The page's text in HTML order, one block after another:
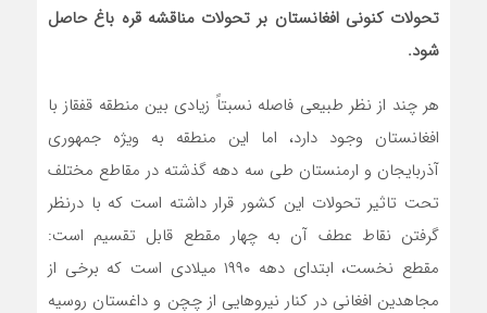
تحولات کنونی افغانستان بر تحولات مناقشه قره باغ حاصل
شود.
هر چند از نظر طبیعی فاصله نسبتاً زیادی بین منطقه قفقاز با
افغانستان وجود دارد، اما این منطقه به ویژه جمهوری
آذربایجان و ارمنستان طی سه دهه گذشته در مقاطع مختلف
تحت تاثیر تحولات این کشور قرار داشته است که با درنظر
گرفتن نقاط عطف آن به چهار مقطع قابل تقسیم است:
مقطع نخست، ابتدای دهه ۱۹۹۰ میلادی است که برخی از
مجاهدین افغانی در کنار نیروهایی از چچن و داغستان روسیه